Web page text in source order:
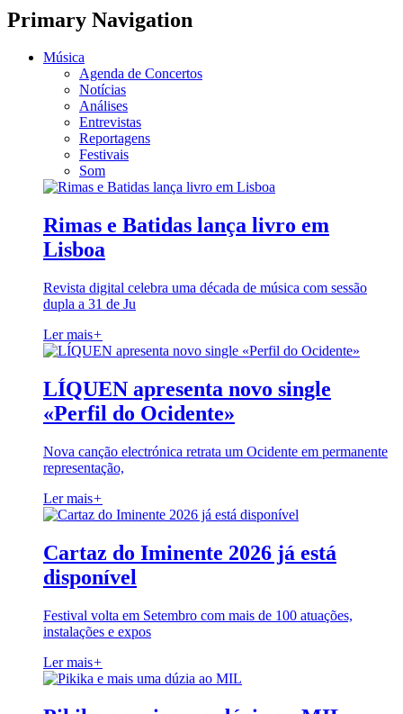
Primary Navigation
Música
Agenda de Concertos
Notícias
Análises
Entrevistas
Reportagens
Festivais
Som
Rimas e Batidas lança livro em
Lisboa
Revista digital celebra uma década de música com sessão
dupla a 31 de Ju
Ler mais+
LÍQUEN apresenta novo single
«Perfil do Ocidente»
Nova canção electrónica retrata um Ocidente em permanente
representação,
Ler mais+
Cartaz do Iminente 2026 já está
disponível
Festival volta em Setembro com mais de 100 atuações,
instalações e expos
Ler mais+